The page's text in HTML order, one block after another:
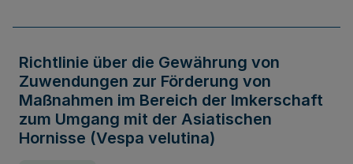
Richtlinie über die Gewährung von
Zuwendungen zur Förderung von
Maßnahmen im Bereich der Imkerschaft
zum Umgang mit der Asiatischen
Hornisse (Vespa velutina)